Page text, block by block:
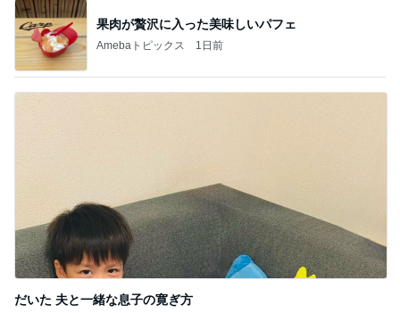
果肉が贅沢に入った美味しいパフェ
Amebaトピックス 1日前
だいた 夫と一緒な息子の寛ぎ方